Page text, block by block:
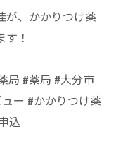
が、かかりつけ薬
！
局 #薬局 #大分市
ー #かかりつけ薬
込